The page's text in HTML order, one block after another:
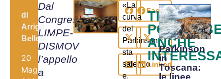
di
Arrigo
Bellelli
20
Maggio,
Dal
Congresso
LIMPE-
DISMOV
l’appello
a
«La
curva
del
Parkinson
sta
salendo
e,
Facebook
X
LinkedIn
TI
ANCHE
Parkinson
in
Toscana:
le linee